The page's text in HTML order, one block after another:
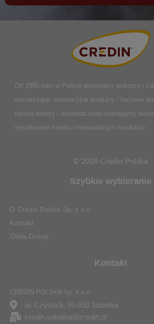
Od 1995 roku w Polsce wspieramy piekarzy i
dostarczając innowacyjne produkty i fachowe
naszej wiedzy i doświadczeniu pomagamy
wyjątkowym smaku i niezawodnym rezultacie.
© 2026 Credin Polska
Szybkie wybieranie
O Credin Polska Sp. z o.o.
Kontakt
Orkla Group
Kontakt
CREDIN POLSKA Sp. z o.o.
ul. Czysta 6, 55-050 Sobótka
credin.sobotka@credin.pl